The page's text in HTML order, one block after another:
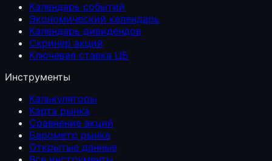
Календарь событий
Экономический календарь
Календарь дивидендов
Скринер акций
Ключевая ставка ЦБ
Инструменты
Калькуляторы
Карта рынка
Сравнение акций
Барометр рынка
Открытые данные